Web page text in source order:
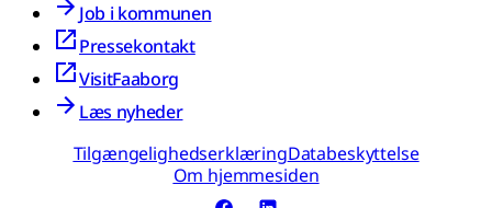
Job i kommunen
Pressekontakt
VisitFaaborg
Læs nyheder
TilgængelighedserklæringDatabeskyttelse
Om hjemmesiden